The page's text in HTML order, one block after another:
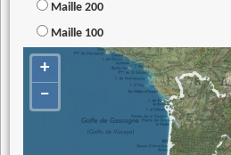
Maille 200
Maille 100
+
−